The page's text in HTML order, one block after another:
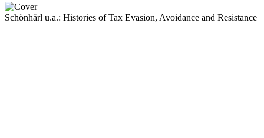
Schönhärl u.a.: Histories of Tax Evasion, Avoidance and Resistance